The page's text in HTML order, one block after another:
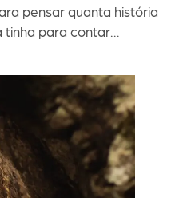
pensar quanta história
tinha para contar…